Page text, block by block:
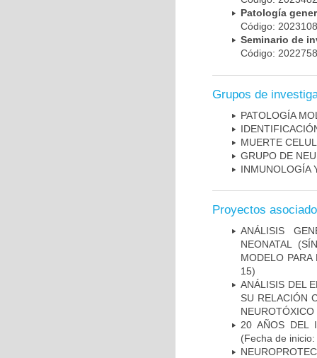
Patología
Código:
Seminario de
Código:
Grupos de
PATOLOGÍA
MUERTE
GRUPO DE
INMUNOLOGÍA
Proyectos
ANÁLISIS
NEONATAL
MODELO
15)
ANÁLISIS DEL
SU RELACIÓN
NEUROTÓXICO
20 AÑOS DEL
(Fecha de